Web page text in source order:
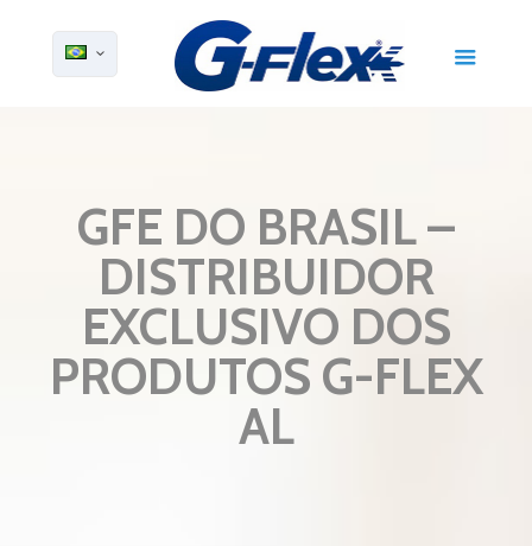
GFE DO BRASIL –
DISTRIBUIDOR
EXCLUSIVO DOS
PRODUTOS G-FLEX
AL